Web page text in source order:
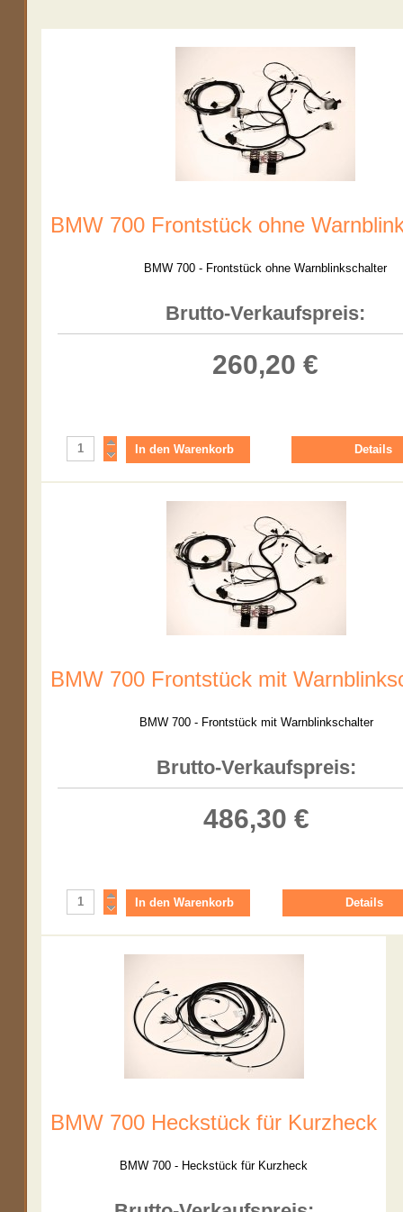
BMW 700 Frontstück ohne
BMW 700 - Frontstück ohne Warnblinkschalter
Brutto-Verkaufspreis:
260,20 €
Details
BMW 700 Frontstück mit
BMW 700 - Frontstück mit Warnblinkschalter
Brutto-Verkaufspreis:
486,30 €
Details
BMW 700 Heckstück für Kurzheck
BMW 700 - Heckstück für Kurzheck